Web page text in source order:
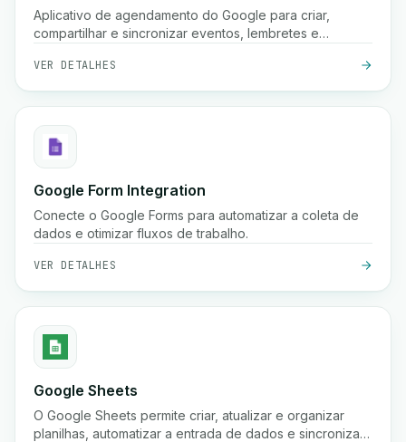
Aplicativo de agendamento do Google para criar,
compartilhar e sincronizar eventos, lembretes e
VER DETALHES
Google Form Integration
Conecte o Google Forms para automatizar a coleta de
dados e otimizar fluxos de trabalho.
VER DETALHES
Google Sheets
O Google Sheets permite criar, atualizar e organizar
planilhas, automatizar a entrada de dados e sincronizar